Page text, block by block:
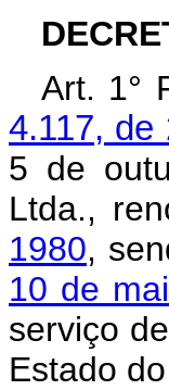
Art. 1°
4.117, de
5 de
Ltda.,
1980,
10 de
serviço
Estado